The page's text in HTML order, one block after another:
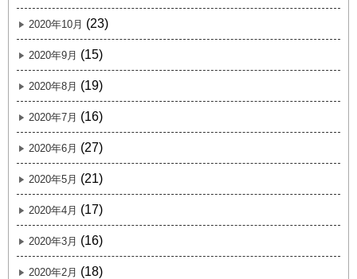
2020年10月 (23)
2020年9月 (15)
2020年8月 (19)
2020年7月 (16)
2020年6月 (27)
2020年5月 (21)
2020年4月 (17)
2020年3月 (16)
2020年2月 (18)